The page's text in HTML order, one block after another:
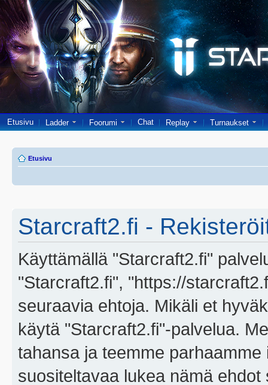
Etusivu Ladder Foorumi Chat Replay Turnaukset
Etusivu
Starcraft2.fi -
Käyttämällä "Starcraft2.fi"
"Starcraft2.fi", "https://
seuraavia ehtoja. Mikäli et
käytä "Starcraft2.fi"-palvelua.
tahansa ja teemme
suositeltavaa lukea nämä